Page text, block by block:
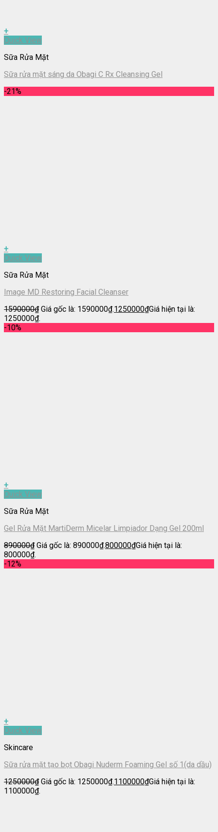
+
Quick View
Sữa Rửa Mặt
Sữa rửa mặt sáng da Obagi C Rx Cleansing Gel
-21%
+
Quick View
Sữa Rửa Mặt
Image MD Restoring Facial Cleanser
1590000₫ Giá gốc là: 1590000₫.1250000₫Giá hiện tại là:
1250000₫.
-10%
+
Quick View
Sữa Rửa Mặt
Gel Rửa Mặt MartiDerm Micelar Limpiador Dạng Gel 200ml
890000₫ Giá gốc là: 890000₫.800000₫Giá hiện tại là:
800000₫.
-12%
+
Quick View
Skincare
Sữa rửa mặt tạo bọt Obagi Nuderm Foaming Gel số 1(da dầu)
1250000₫ Giá gốc là: 1250000₫.1100000₫Giá hiện tại là:
1100000₫.